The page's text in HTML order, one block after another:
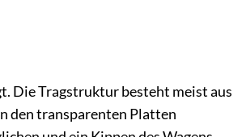
Die Tragstruktur besteht meist aus
den transparenten Platten